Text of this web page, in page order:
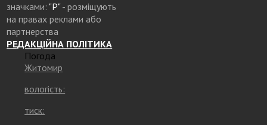
значками: "Р"- розміщують
на правах реклами або
партнерства
РЕДАКЦІЙНА ПОЛІТИКА
Погода
Житомир
вологість:
тиск: